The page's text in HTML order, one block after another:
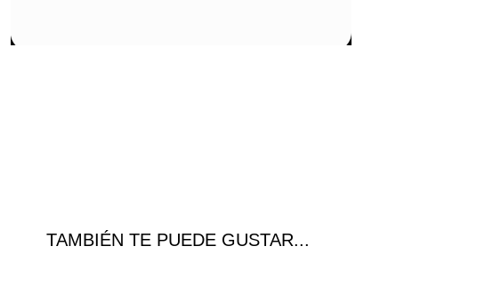
TAMBIÉN TE PUEDE GUSTAR...